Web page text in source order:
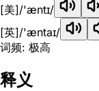
[美]/'æntɪ/
[英]/'æntaɪ/
词频: 极高
释义